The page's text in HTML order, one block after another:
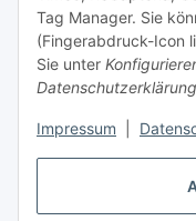
Tag Manager. Sie
(Fingerabdruck-Icon
Sie unter
Datenschutzerklärung
Impressum